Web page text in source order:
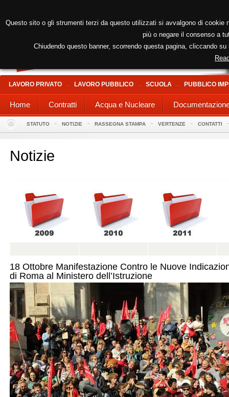
LAVORO PRIVATO LAVORO PUBBLICO SCUOLA PUBBLICO
Home Contratti Acqua e Nucleare
STATUTO NOTIZIE RASSEGNA STAMPA VERTENZE CONTATTI
Notizie
18 Ottobre Manifestazione Contro le Nuove
di Roma al Ministero dell’Istruzione
Questo sito o gli strumenti terzi da questo utilizzati si avvalgono di
più o negare il consenso a
Chiudendo questo banner, scorrendo questa pagina, cliccando